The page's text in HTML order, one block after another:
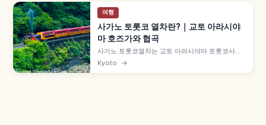
여행
사가노 토롯코 열차란?｜교토 아라시야
마 호즈가와 협곡
사가노 토롯코열차는 교토 아라시야마 토롯코사가
역에서 토롯코가메오카역까지 약 7.3km를 잇는 관
광 열차로, 1991년 JR 산인 본선 구선을 활용해 개
Kyoto →